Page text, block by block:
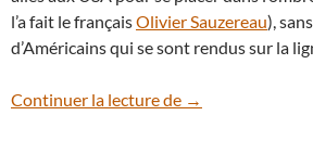
l’a fait le françaisOlivier Sauzereau),
d’Américains qui se sont rendus sur la
Continuer la lecture de Carbondale :
→